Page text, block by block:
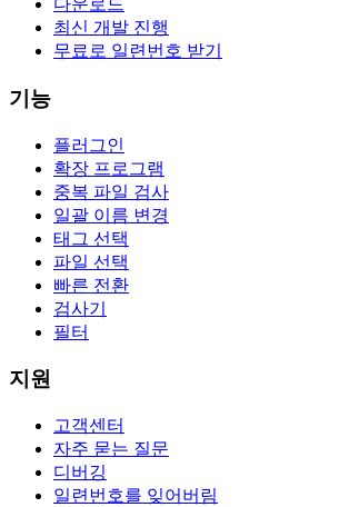
다운로드
최신 개발 진행
무료로 일련번호 받기
기능
플러그인
확장 프로그램
중복 파일 검사
일괄 이름 변경
태그 선택
파일 선택
빠른 전환
검사기
필터
지원
고객센터
자주 묻는 질문
디버깅
일련번호를 잊어버림